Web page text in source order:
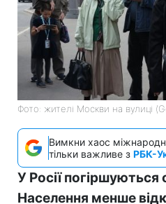
Фото: жителі Москви на вулиці
Вимкни хаос
тільки важливе з РБК-
У Росії погіршуються
Населення менше